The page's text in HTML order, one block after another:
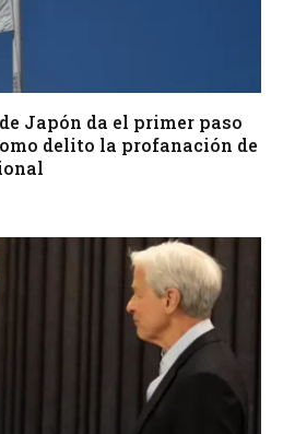
Japón da el primer paso
delito la profanación de